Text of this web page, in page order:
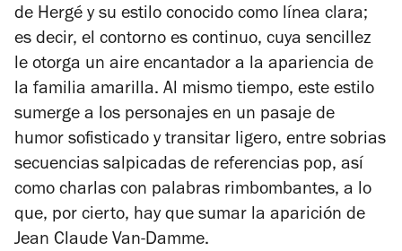
de Hergé y su estilo conocido como línea clara;
es decir, el contorno es continuo, cuya sencillez
le otorga un aire encantador a la apariencia de
la familia amarilla. Al mismo tiempo, este estilo
sumerge a los personajes en un pasaje de
humor sofisticado y transitar ligero, entre sobrias
secuencias salpicadas de referencias pop, así
como charlas con palabras rimbombantes, a lo
que, por cierto, hay que sumar la aparición de
Jean Claude Van-Damme.